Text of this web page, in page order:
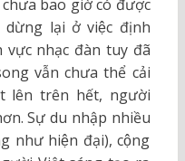
bao giờ có được
dừng lại ở việc định
nhạc đàn tuy đã
vẫn chưa thể cải
lên trên hết, người
Sự du nhập nhiều
như hiện đại), cộng